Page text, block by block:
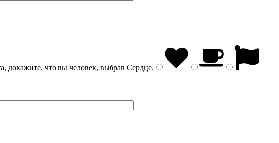
докажите, что вы человек, выбрав Сердце.